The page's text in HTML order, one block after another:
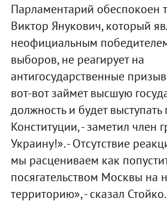
Парламентарий обеспокоен
Виктор Янукович, который
неофициальным
выборов, не реагирует на
антигосударственные
вот-вот займет высшую
должность и будет выступать
Конституции, - заметил член
Украину!». - Отсутствие
мы расцениваем как
посягательством Москвы на
территорию», - сказал Стойко.